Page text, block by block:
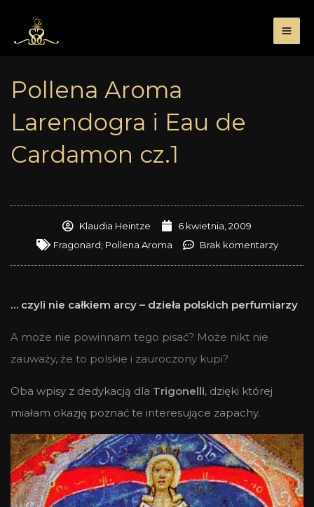
treści
Pollena Aroma
Larendogra i Eau de
Cardamon cz.1
Klaudia Heintze
6 kwietnia, 2009
Fragonard Pollena Aroma Brak komentarzy
… czyli nie całkiem arcy – dzieła polskich perfumiarzy
A może nie powinnam tego pisać? Może nikt nie
zauważy, że to polskie i zauroczony kupi?
Oba wpisy z dedykacją dla Trigonelli, dzięki której
miałam okazję poznać te interesujące zapachy.